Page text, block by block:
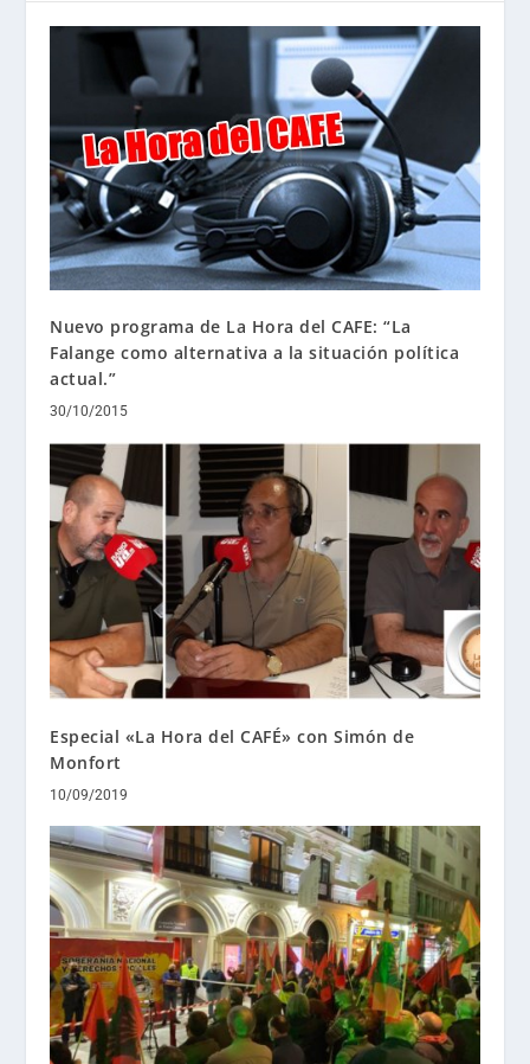
Nuevo programa de La Hora del CAFE: “La
Falange como alternativa a la situación política
actual.”
30/10/2015
Especial «La Hora del CAFÉ» con Simón de
Monfort
10/09/2019